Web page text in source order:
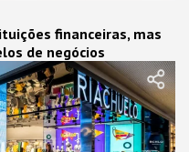
financeiras, mas
de negócios